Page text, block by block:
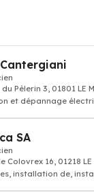
Pèlerin 3, 01801 LE
et dépannage
SA
Colovrex 16, 01218 LE
installation de,